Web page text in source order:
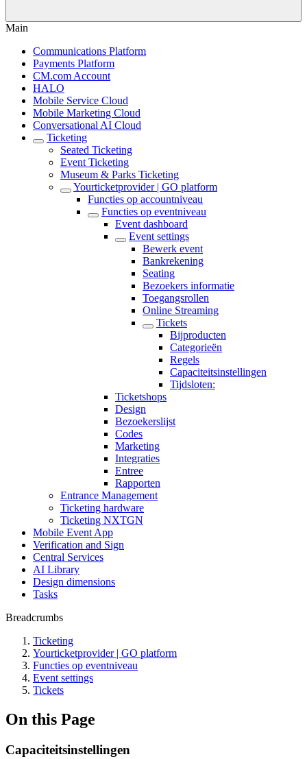
Main
Communications Platform
Payments Platform
CM.com Account
HALO
Mobile Service Cloud
Mobile Marketing Cloud
Conversational AI Cloud
Ticketing
Seated Ticketing
Event Ticketing
Museum & Parks Ticketing
Yourticketprovider | GO platform
Functies op accountniveau
Functies op eventniveau
Event dashboard
Event settings
Bewerk event
Bankrekening
Seating
Bezoekers informatie
Toegangsrollen
Online Streaming
Tickets
Bijproducten
Categorieën
Regels
Capaciteitsinstellingen
Tijdsloten:
Ticketshops
Design
Bezoekerslijst
Codes
Marketing
Integraties
Entree
Rapporten
Entrance Management
Ticketing hardware
Ticketing NXTGN
Mobile Event App
Verification and Sign
Central Services
AI Library
Design dimensions
Tasks
Breadcrumbs
Ticketing
Yourticketprovider | GO platform
Functies op eventniveau
Event settings
Tickets
On this Page
Capaciteitsinstellingen